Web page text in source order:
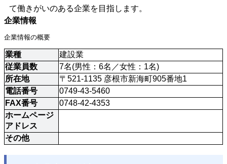
て働きがいのある企業を目指します。
企業情報
企業情報の概要
業種
建設業
従業員数
7名(男性：6名／女性：1名)
所在地
〒521-1135 彦根市新海町905番地1
電話番号
0749-43-5460
FAX番号
0748-42-4353
ホームページ
アドレス
その他